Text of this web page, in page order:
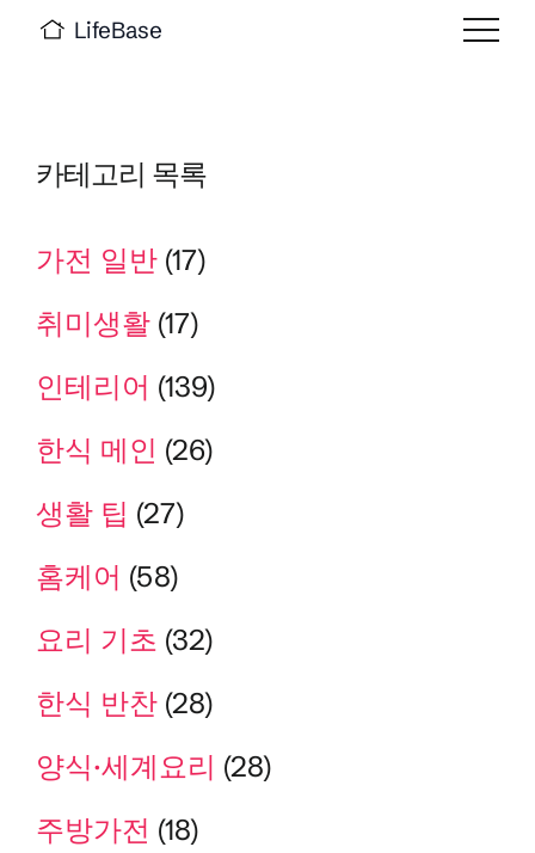
LifeBase
카테고리 목록
가전 일반 (17)
취미생활 (17)
인테리어 (139)
한식 메인 (26)
생활 팁 (27)
홈케어 (58)
요리 기초 (32)
한식 반찬 (28)
양식·세계요리 (28)
주방가전 (18)